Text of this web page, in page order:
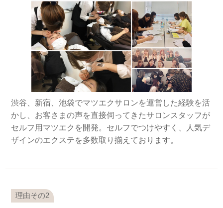
渋谷、新宿、池袋でマツエクサロンを運営した経験を活
かし、お客さまの声を直接伺ってきたサロンスタッフが
セルフ用マツエクを開発。セルフでつけやすく、人気デ
ザインのエクステを多数取り揃えております。